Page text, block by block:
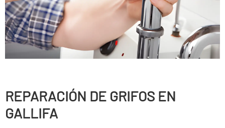
REPARACIÓN DE GRIFOS EN
GALLIFA